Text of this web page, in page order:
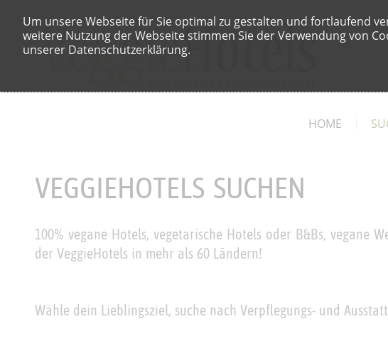
Um unsere Webseite für Sie optimal zu gestalten und fortlaufend
weitere Nutzung der Webseite stimmen Sie der Verwendung von
unserer Datenschutzerklärung.
HOME
VEGGIEHOTELS SUCHEN
100% vegane Hotels, vegetarische Hotels oder B&Bs,
der VeggieHotels in mehr als 60 Ländern!
Wähle dein Lieblingsziel, suche nach Verpflegungs- und